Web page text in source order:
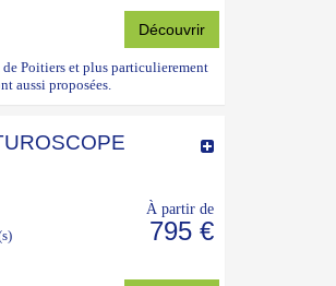
Découvrir
Poitiers et plus particulierement
aussi proposées.
À partir de
795 €